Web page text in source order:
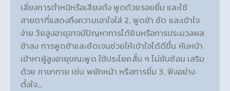
เลี่ยงการตำหนิหรือเสียงดัง พูดด้วยรอยยิ้ม และใช้
สายตาที่แสดงถึงความเอาใจใส่ 2. พูดช้า ชัด และเข้าใจ
ง่าย วัยสูงอายุอาจมีปัญหาการได้ยินหรือการประมวลผล
ช้าลง การพูดช้าและชัดเจนช่วยให้เข้าใจได้ดีขึ้น หันหน้า
เข้าหาผู้สูงอายุขณะพูด ใช้ประโยคสั้น ๆ ไม่ซับซ้อน เสริม
ด้วย ภาษากาย เช่น พยักหน้า หรือการยิ้ม 3. ฟังอย่าง
ตั้งใจ…